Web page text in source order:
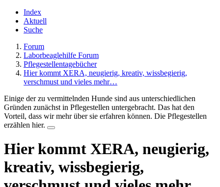
Index
Aktuell
Suche
Forum
Laborbeaglehilfe Forum
Pflegestellentagebücher
Hier kommt XERA, neugierig, kreativ, wissbegierig,
verschmust und vieles mehr…
Einige der zu vermittelnden Hunde sind aus unterschiedlichen
Gründen zunächst in Pflegestellen untergebracht. Das hat den
Vorteil, dass wir mehr über sie erfahren können. Die Pflegestellen
erzählen hier.
Hier kommt XERA, neugierig,
kreativ, wissbegierig,